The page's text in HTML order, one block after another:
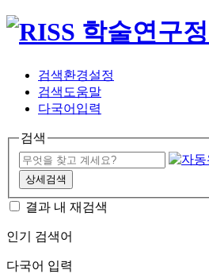
검색환경설정
검색도움말
다국어입력
검색
상세검색
결과 내 재검색
인기 검색어
다국어 입력